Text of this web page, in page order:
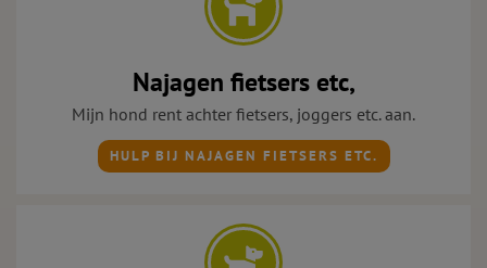
Najagen fietsers etc,
Mijn hond rent achter fietsers, joggers etc. aan.
HULP BIJ NAJAGEN FIETSERS ETC.